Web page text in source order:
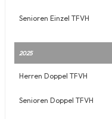
Senioren Einzel TFVH
2025
Herren Doppel TFVH
Senioren Doppel TFVH